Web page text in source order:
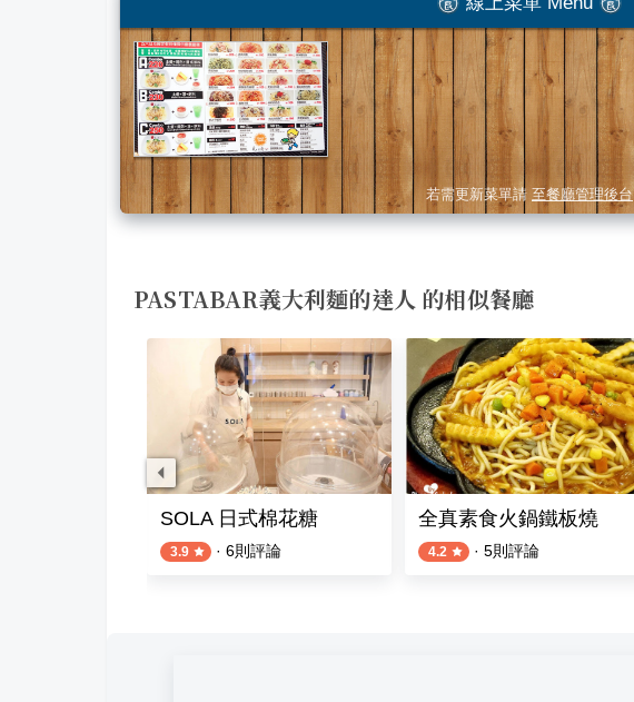
若需更新菜單請 至餐廳管理後台
PASTABAR義大利麵的達人 的相似餐廳
SOLA 日式棉花糖
3.9 · 6則評論
全真素食火鍋鐵板燒
4.2 · 5則評論